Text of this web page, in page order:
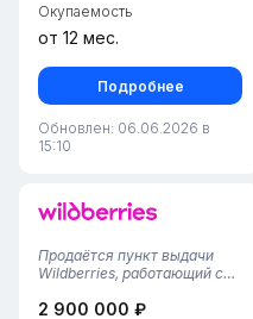
Окупаемость
от 12 мес.
Подробнее
Обновлен: 06.06.2026 в
15:10
Продаётся пункт выдачи
Wildberries, работающий с
высокие 5,92%. Большое
2 900 000 ₽